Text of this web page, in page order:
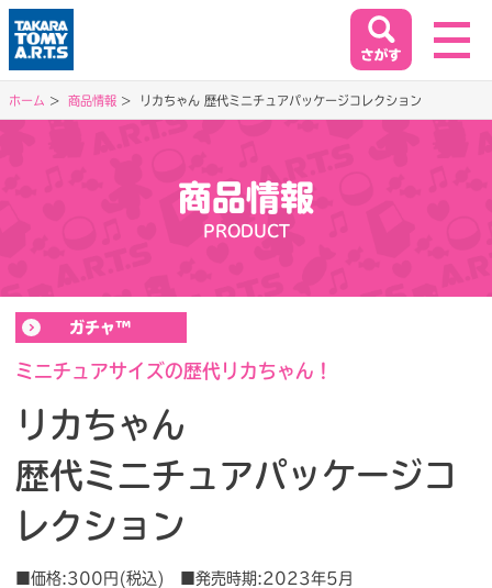
イベント&キャンペーン
EVENT&CAMPAIGN
お客様相談室
SUPPORT
会社情報
閉じる
ホーム 商品情報 リカちゃん 歴代ミニチュアパッケージコレクション
商品情報
PRODUCT
ガチャ™
ミニチュアサイズの歴代リカちゃん！
リカちゃん
歴代ミニチュアパッケージコ
レクション
■価格:300円(税込) ■発売時期:2023年5月